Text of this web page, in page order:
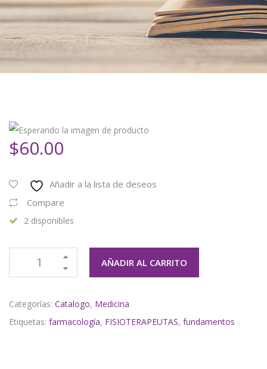
$60.00
Añadir a la lista de deseos
Compare
2 disponibles
AÑADIR AL CARRITO
Categorías: Catalogo, Medicina
Etiquetas: farmacología, FISIOTERAPEUTAS, fundamentos